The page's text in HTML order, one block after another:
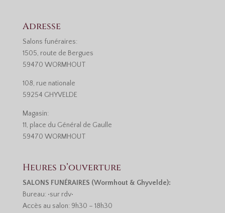
Adresse
Salons funéraires:
1505, route de Bergues
59470 WORMHOUT
108, rue nationale
59254 GHYVELDE
Magasin:
11, place du Général de Gaulle
59470 WORMHOUT
Heures d’ouverture
SALONS FUNÉRAIRES (Wormhout & Ghyvelde):
Bureau: •sur rdv•
Accès au salon: 9h30 – 18h30